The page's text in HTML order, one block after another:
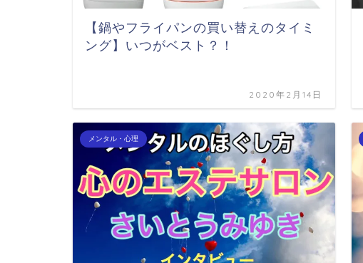
【鍋やフライパンの買い替えのタイミ
ング】いつがベスト？！
2020年2月14日
メンタル・心理